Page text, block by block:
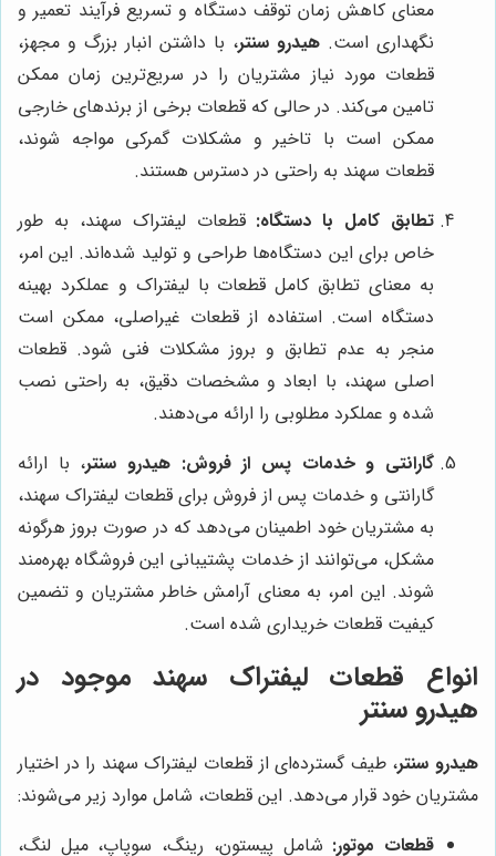
معنای کاهش زمان توقف دستگاه و تسریع فرآیند تعمیر و
نگهداری است. هیدرو سنتر، با داشتن انبار بزرگ و مجهز،
قطعات مورد نیاز مشتریان را در سریع‌ترین زمان ممکن
تامین می‌کند. در حالی که قطعات برخی از برندهای خارجی
ممکن است با تاخیر و مشکلات گمرکی مواجه شوند،
قطعات سهند به راحتی در دسترس هستند.
تطابق کامل با دستگاه: قطعات لیفتراک سهند، به طور
خاص برای این دستگاه‌ها طراحی و تولید شده‌اند. این امر،
به معنای تطابق کامل قطعات با لیفتراک و عملکرد بهینه
دستگاه است. استفاده از قطعات غیراصلی، ممکن است
منجر به عدم تطابق و بروز مشکلات فنی شود. قطعات
اصلی سهند، با ابعاد و مشخصات دقیق، به راحتی نصب
شده و عملکرد مطلوبی را ارائه می‌دهند.
گارانتی و خدمات پس از فروش: هیدرو سنتر، با ارائه
گارانتی و خدمات پس از فروش برای قطعات لیفتراک سهند،
به مشتریان خود اطمینان می‌دهد که در صورت بروز هرگونه
مشکل، می‌توانند از خدمات پشتیبانی این فروشگاه بهره‌مند
شوند. این امر، به معنای آرامش خاطر مشتریان و تضمین
کیفیت قطعات خریداری شده است.
انواع قطعات لیفتراک سهند موجود در
هیدرو سنتر
هیدرو سنتر، طیف گسترده‌ای از قطعات لیفتراک سهند را در اختیار
مشتریان خود قرار می‌دهد. این قطعات، شامل موارد زیر می‌شوند:
قطعات موتور: شامل پیستون، رینگ، سوپاپ، میل لنگ،